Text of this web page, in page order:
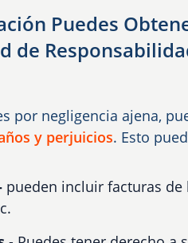
Puedes
de
por negligencia ajena,
y perjuicios. Esto
pueden incluir facturas de